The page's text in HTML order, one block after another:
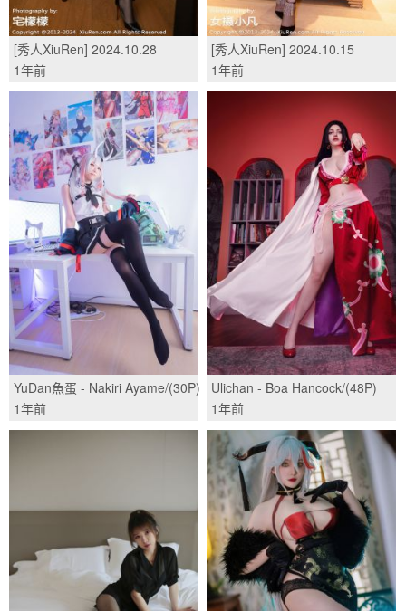
[秀人XiuRen] 2024.10.28
No.9356 唐安琪/(82P)
1年前
[秀人XiuRen] 2024.10.15
No.9290 诗诗kiki/(70P)
1年前
YuDan魚蛋 - Nakiri Ayame/(30P)
1年前
Ulichan - Boa Hancock/(48P)
1年前